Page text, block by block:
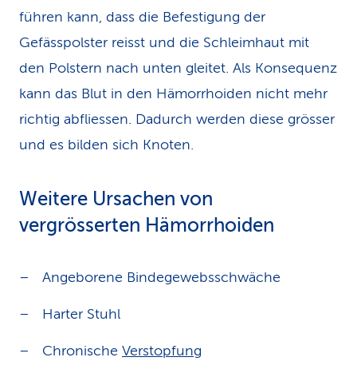
führen kann, dass die Befestigung der
Gefässpolster reisst und die Schleimhaut mit
den Polstern nach unten gleitet. Als Konsequenz
kann das Blut in den Hämorrhoiden nicht mehr
richtig abfliessen. Dadurch werden diese grösser
und es bilden sich Knoten.
Weitere Ursachen von
vergrösserten Hämorrhoiden
Angeborene Bindegewebsschwäche
Harter Stuhl
Chronische Verstopfung